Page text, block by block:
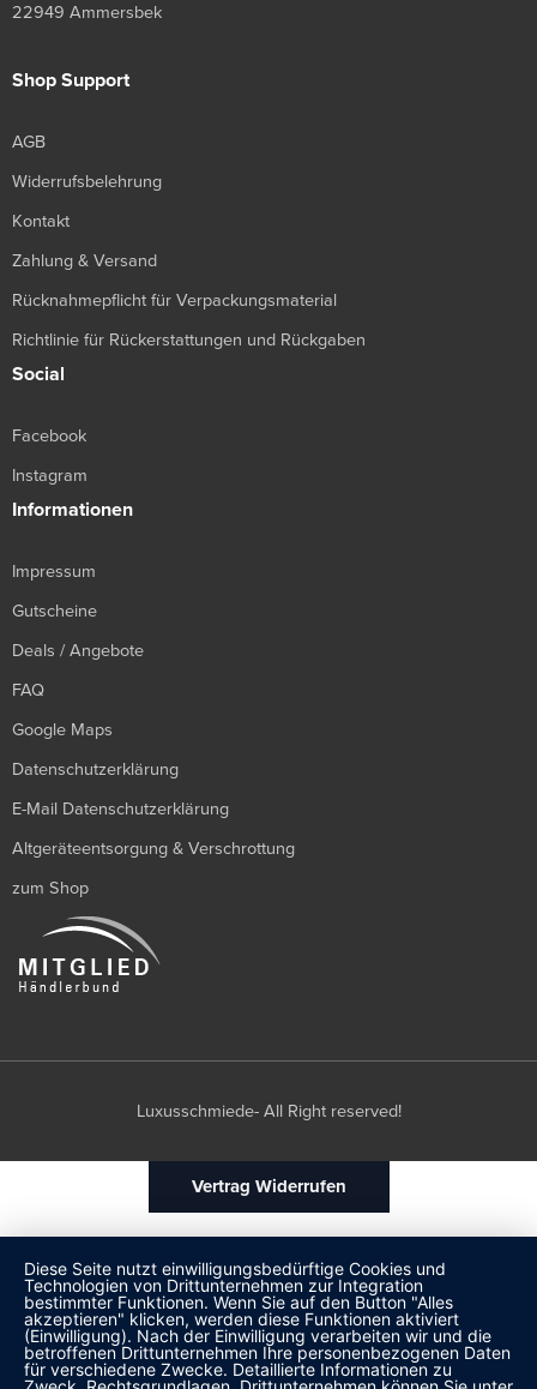
22949 Ammersbek
Shop Support
AGB
Widerrufsbelehrung
Kontakt
Zahlung & Versand
Rücknahmepflicht für Verpackungsmaterial
Richtlinie für Rückerstattungen und Rückgaben
Social
Facebook
Instagram
Informationen
Impressum
Gutscheine
Deals / Angebote
FAQ
Google Maps
Datenschutzerklärung
E-Mail Datenschutzerklärung
Altgeräteentsorgung & Verschrottung
zum Shop
Luxusschmiede- All Right reserved!
Vertrag Widerrufen
Diese Seite nutzt einwilligungsbedürftige Cookies und
Technologien von Drittunternehmen zur Integration
bestimmter Funktionen. Wenn Sie auf den Button "Alles
akzeptieren" klicken, werden diese Funktionen aktiviert
(Einwilligung). Nach der Einwilligung verarbeiten wir und die
betroffenen Drittunternehmen Ihre personenbezogenen Daten
für verschiedene Zwecke. Detaillierte Informationen zu